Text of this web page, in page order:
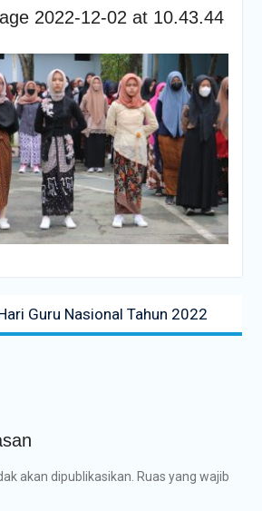
2022-12-02 at 10.43.44
Guru Nasional Tahun 2022
akan dipublikasikan. Ruas yang wajib